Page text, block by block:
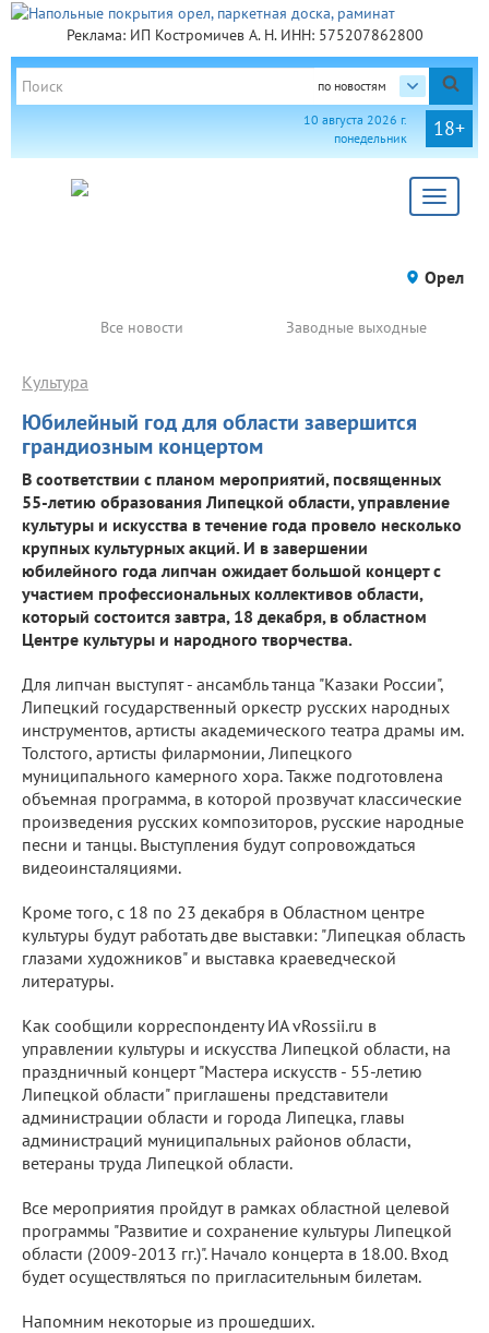
Реклама: ИП Костромичев А. Н. ИНН: 575207862800
по новостям
18+
10 августа 2026 г.
понедельник
Toggle
Орел
Все новости Заводные выходные
Юбилейный год для области завершится
грандиозным концертом
Культура
В соответствии с планом мероприятий, посвященных
55-летию образования Липецкой области, управление
культуры и искусства в течение года провело несколько
крупных культурных акций. И в завершении
юбилейного года липчан ожидает большой концерт с
участием профессиональных коллективов области,
который состоится завтра, 18 декабря, в областном
Центре культуры и народного творчества.
Для липчан выступят - ансамбль танца "Казаки России",
Липецкий государственный оркестр русских народных
инструментов, артисты академического театра драмы им.
Толстого, артисты филармонии, Липецкого
муниципального камерного хора. Также подготовлена
объемная программа, в которой прозвучат классические
произведения русских композиторов, русские народные
песни и танцы. Выступления будут сопровождаться
видеоинсталяциями.
Кроме того, с 18 по 23 декабря в Областном центре
культуры будут работать две выставки: "Липецкая область
глазами художников" и выставка краеведческой
литературы.
Как сообщили корреспонденту ИА vRossii.ru в
управлении культуры и искусства Липецкой области, на
праздничный концерт "Мастера искусств - 55-летию
Липецкой области" приглашены представители
администрации области и города Липецка, главы
администраций муниципальных районов области,
ветераны труда Липецкой области.
Все мероприятия пройдут в рамках областной целевой
программы "Развитие и сохранение культуры Липецкой
области (2009-2013 гг.)". Начало концерта в 18.00. Вход
будет осуществляться по пригласительным билетам.
Напомним некоторые из прошедших.